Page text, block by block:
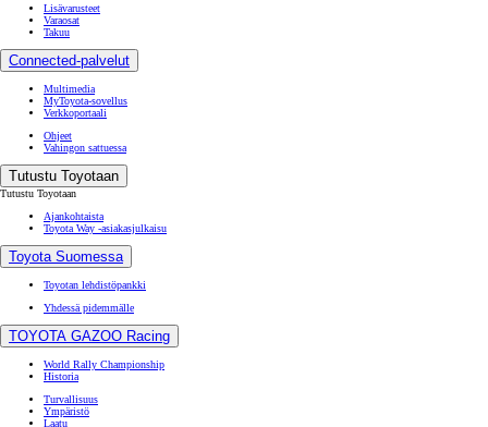
Lisävarusteet
Varaosat
Takuu
Connected-palvelut
Multimedia
MyToyota-sovellus
Verkkoportaali
Ohjeet
Vahingon sattuessa
Tutustu Toyotaan
Tutustu Toyotaan
Ajankohtaista
Toyota Way -asiakasjulkaisu
Toyota Suomessa
Toyotan lehdistöpankki
Yhdessä pidemmälle
TOYOTA GAZOO Racing
World Rally Championship
Historia
Turvallisuus
Ympäristö
Laatu